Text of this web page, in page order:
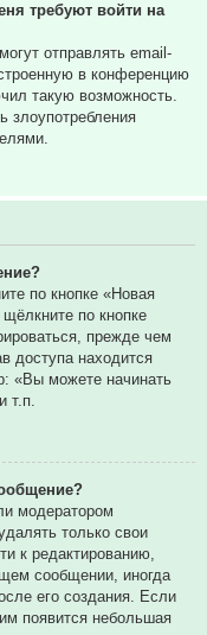
требуют войти на
отправлять email-
в конференцию
такую возможность.
злоупотребления
по кнопке «Новая
по кнопке
прежде чем
доступа находится
«Вы можете начинать
т.п.
модератором
только свои
к редактированию,
сообщении, иногда
его создания. Если
появится небольшая